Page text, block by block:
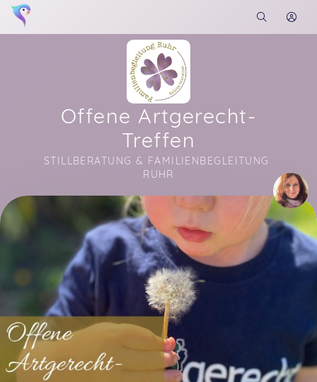
Offene Artgerecht-
Treffen
STILLBERATUNG & FAMILIENBEGLEITUNG
RUHR
Soon you will learn more about me here...